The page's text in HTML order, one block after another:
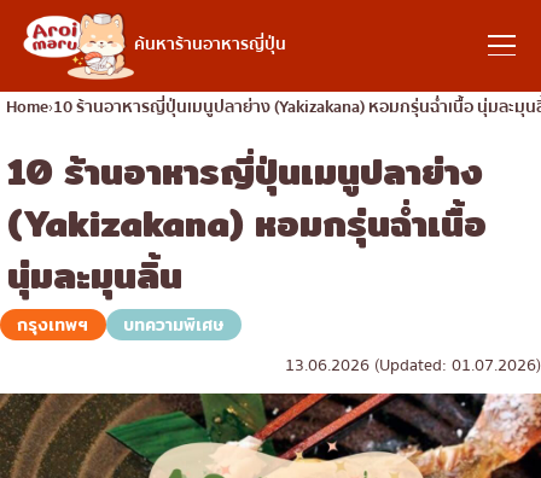
ค้นหาร้านอาหารญี่ปุ่น
อาหารญี่ปุ่น
ค้นหาร้านอาหาร
ค้นหาตามประเภทอาหาร
ซูชิ
อิซากายะ
ปิ้งย่างญี่ปุ่น/ยากินิกุ
ค้นหาตามพื้นที่
เจริญกรุง
ธนบุรี
คอลัมน์ความรู้
Home 10 ร้านอาหารญี่ปุ่นเมนูปลาย่าง (Yakizakana) หอมกรุ่นฉ่ำเนื้อ นุ่มละมุ
10 ร้านอาหารญี่ปุ่นเมนูปลาย่าง
(Yakizakana) หอมกรุ่นฉ่ำเนื้อ
นุ่มละมุนลิ้น
กรุงเทพฯ
บทความพิเศษ
13.06.2026 (Updated: 01.07.2026)